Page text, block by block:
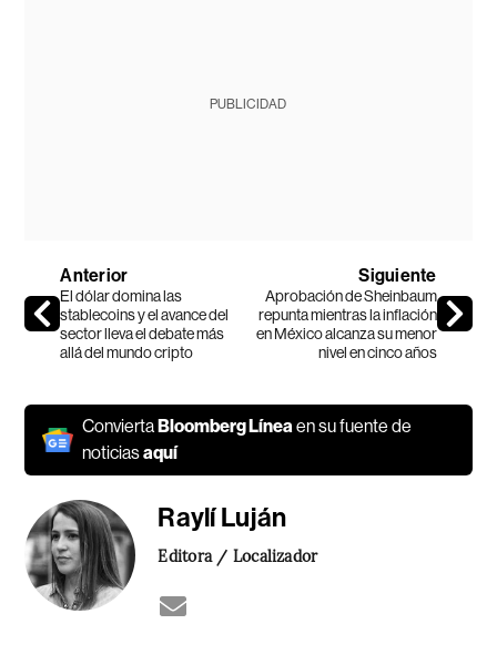
PUBLICIDAD
Anterior
El dólar domina las
stablecoins y el avance del
sector lleva el debate más
allá del mundo cripto
Siguiente
Aprobación de Sheinbaum
repunta mientras la inflación
en México alcanza su menor
nivel en cinco años
ConviertaBloomberg Líneaen su fuente de
noticiasaquí
Raylí Luján
Editora / Localizador